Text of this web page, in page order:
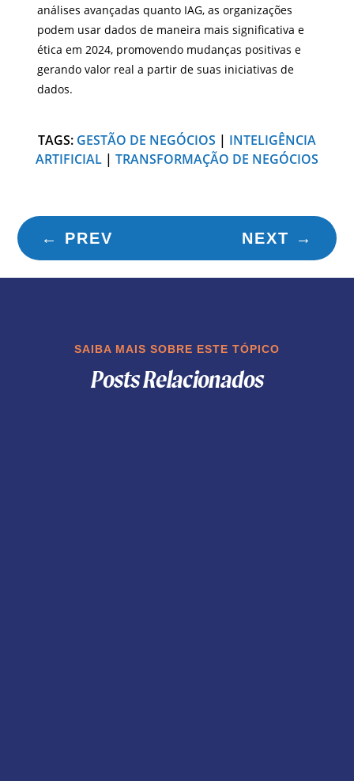
análises avançadas quanto IAG, as organizações
podem usar dados de maneira mais significativa e
ética em 2024, promovendo mudanças positivas e
gerando valor real a partir de suas iniciativas de
dados.
TAGS: GESTÃO DE NEGÓCIOS | INTELIGÊNCIA
ARTIFICIAL | TRANSFORMAÇÃO DE NEGÓCIOS
← PREV NEXT →
SAIBA MAIS SOBRE ESTE TÓPICO
Posts Relacionados